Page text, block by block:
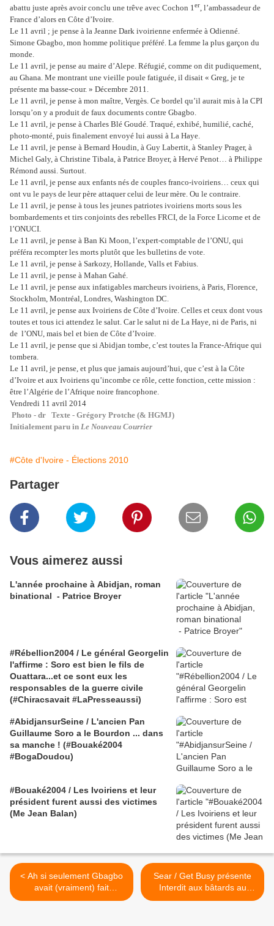
abattu juste après avoir conclu une trêve avec Cochon 1 er , l’ambassadeur de
France d’alors en Côte d’Ivoire.
Le 11 avril ; je pense à la Jeanne Dark ivoirienne enfermée à Odienné.
Simone Gbagbo, mon homme politique préféré. La femme la plus garçon du
monde.
Le 11 avril, je pense au maire d’Alepe. Réfugié, comme on dit pudiquement,
au Ghana. Me montrant une vieille poule fatiguée, il disait « Greg, je te
présente ma basse-cour. » Décembre 2011.
Le 11 avril, je pense à mon maître, Vergès. Ce bordel qu’il aurait mis à la CPI
lorsqu’on y a produit de faux documents contre Gbagbo.
Le 11 avril, je pense à Charles Blé Goudé. Traqué, exhibé, humilié, caché,
photo-monté, puis finalement envoyé lui aussi à La Haye.
Le 11 avril, je pense à Bernard Houdin, à Guy Labertit, à Stanley Prager, à
Michel Galy, à Christine Tibala, à Patrice Broyer, à Hervé Penot… à Philippe
Rémond aussi. Surtout.
Le 11 avril, je pense aux enfants nés de couples franco-ivoiriens… ceux qui
ont vu le pays de leur père attaquer celui de leur mère. Ou le contraire.
Le 11 avril, je pense à tous les jeunes patriotes ivoiriens morts sous les
bombardements et tirs conjoints des rebelles FRCI, de la Force Licorne et de
l’ONUCI.
Le 11 avril, je pense à Ban Ki Moon, l’expert-comptable de l’ONU, qui
préféra recompter les morts plutôt que les bulletins de vote.
Le 11 avril, je pense à Sarkozy, Hollande, Valls et Fabius.
Le 11 avril, je pense à Mahan Gahé.
Le 11 avril, je pense aux infatigables marcheurs ivoiriens, à Paris, Florence,
Stockholm, Montréal, Londres, Washington DC.
Le 11 avril, je pense aux Ivoiriens de Côte d’Ivoire. Celles et ceux dont vous
toutes et tous ici attendez le salut. Car le salut ni de La Haye, ni de Paris, ni
de l’ONU, mais bel et bien de Côte d’Ivoire.
Le 11 avril, je pense que si Abidjan tombe, c’est toutes la France-Afrique qui
tombera.
Le 11 avril, je pense, et plus que jamais aujourd’hui, que c’est à la Côte
d’Ivoire et aux Ivoiriens qu’incombe ce rôle, cette fonction, cette mission :
être l’Algérie de l’Afrique noire francophone.
Vendredi 11 avril 2014
Photo - dr Texte - Grégory Protche (& HGMJ)
Initialement paru in Le Nouveau Courrier
#Côte d'Ivoire - Élections 2010
Partager
Vous aimerez aussi
L'année prochaine à Abidjan, roman
binational - Patrice Broyer
#Rébellion2004 / Le général Georgelin
l'affirme : Soro est bien le fils de
Ouattara...et ce sont eux les
responsables de la guerre civile
(#Chiracsavait #LaPresseaussi)
#AbidjansurSeine / L'ancien Pan
Guillaume Soro a le Bourdon ... dans
sa manche ! (#Bouaké2004
#BogaDoudou)
#Bouaké2004 / Les Ivoiriens et leur
président furent aussi des victimes
(Me Jean Balan)
< Ah si seulement Gbagbo
avait (vraiment) fait
bombarder le marché
Sear / Get Busy présente
Interdit aux bâtards au
Comptoir Général (J - 7) >